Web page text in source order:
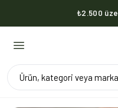
₺2.500
KVOX ürünlerinde
Ürün, kategori veya